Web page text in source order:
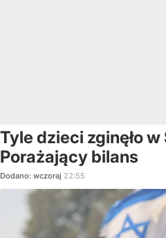
Tyle dzieci zginęło
Porażający bilans
Dodano: wczoraj 22:55